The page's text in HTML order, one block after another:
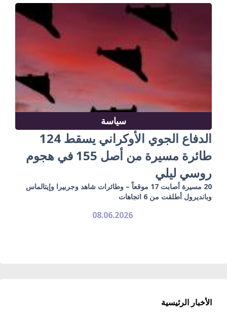
سياسة
الدفاع الجوي الأوكراني يسقط 124
طائرة مسيرة من أصل 155 في هجوم
روسي ليلي
20 مسيرة أصابت 17 موقعاً – وطائرات شاهد وجربيرا وإيتالماس
وبانديرول أطلقت من 6 اتجاهات
08.06.2026
الأخبار الرئيسية